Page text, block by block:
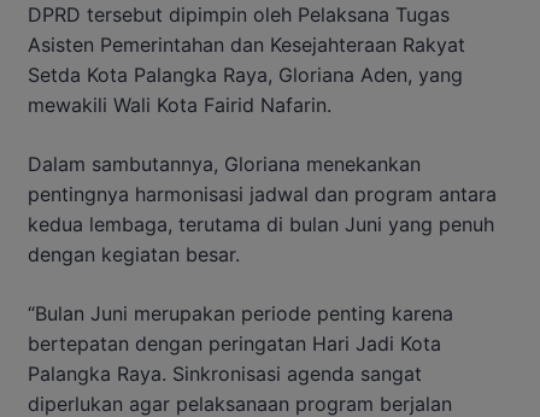
DPRD tersebut dipimpin oleh Pelaksana Tugas
Asisten Pemerintahan dan Kesejahteraan Rakyat
Setda Kota Palangka Raya, Gloriana Aden, yang
mewakili Wali Kota Fairid Nafarin.
Dalam sambutannya, Gloriana menekankan
pentingnya harmonisasi jadwal dan program antara
kedua lembaga, terutama di bulan Juni yang penuh
dengan kegiatan besar.
“Bulan Juni merupakan periode penting karena
bertepatan dengan peringatan Hari Jadi Kota
Palangka Raya. Sinkronisasi agenda sangat
diperlukan agar pelaksanaan program berjalan